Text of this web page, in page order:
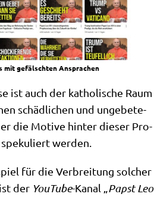
mit gefälsch­ten Ansprachen
ist auch der katho­li­sche Raum
schäd­li­chen und unge­be­te­
die Moti­ve hin­ter die­ser Pro­
werden.
für die Ver­brei­tung sol­cher
der You­Tube-Kanal „ Papst Leo